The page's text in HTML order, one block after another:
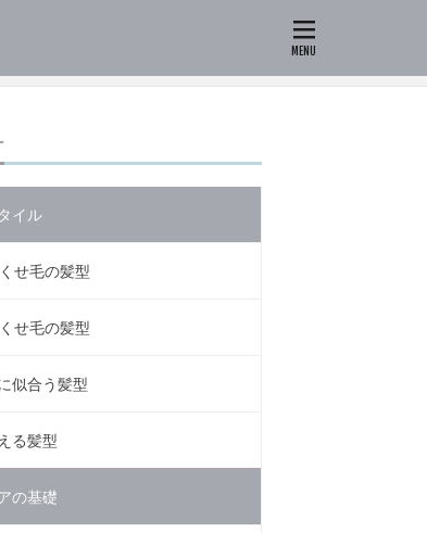
イル
せ毛の髪型
せ毛の髪型
似合う髪型
る髪型
の基礎